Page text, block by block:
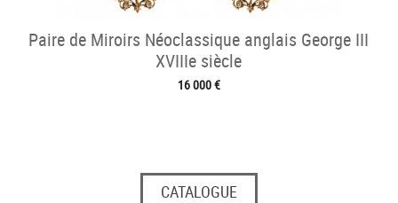
Paire de Miroirs Néoclassique anglais George III
XVIIIe siècle
16 000 €
CATALOGUE